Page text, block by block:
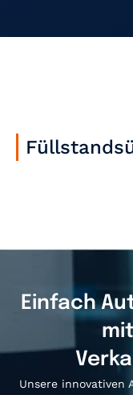
Einfach
Unsere innovativen